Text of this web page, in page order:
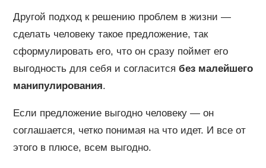
Другой подход к решению проблем в жизни —
сделать человеку такое предложение, так
сформулировать его, что он сразу поймет его
выгодность для себя и согласится без малейшего
манипулирования.
Если предложение выгодно человеку — он
соглашается, четко понимая на что идет. И все от
этого в плюсе, всем выгодно.